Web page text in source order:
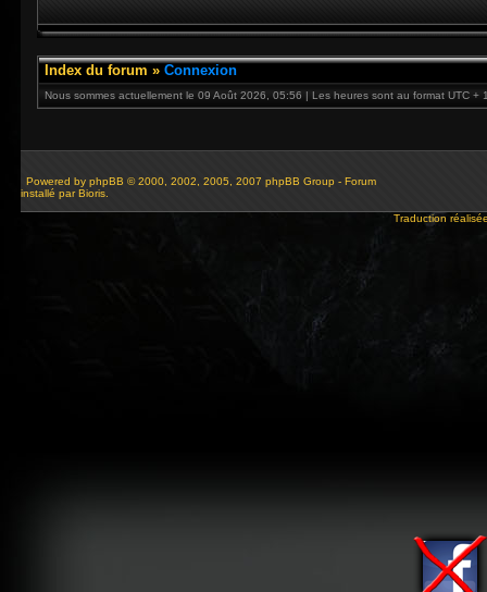
Index du forum » Connexion
Nous sommes actuellement le 09 Août 2026, 05:56 | Les heures sont au format UTC +
Powered by phpBB © 2000, 2002, 2005, 2007 phpBB Group - Forum
installé par Bioris.
Traduction